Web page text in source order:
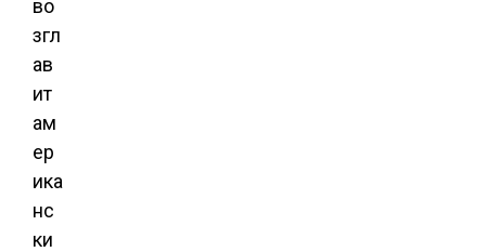
во
згл
ав
ит
ам
ер
ика
нс
ки